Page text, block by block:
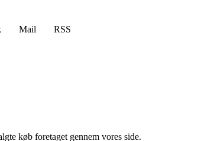
Mail
RSS
køb foretaget gennem vores side.